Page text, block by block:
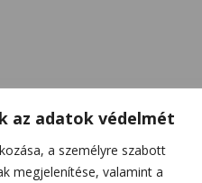
az adatok védelmét
a személyre szabott
megjelenítése, valamint a